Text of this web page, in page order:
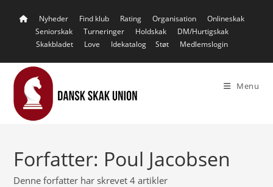
Nyheder Find klub Rating Organisation
Onlineskak
Seniorskak
Turneringer Holdskak
DM/Hurtigskak
Skakbladet
Love Idekatalog Støt Medlemslogin
Menu
Forfatter: Poul Jacobsen
Denne forfatter har skrevet 4 artikler